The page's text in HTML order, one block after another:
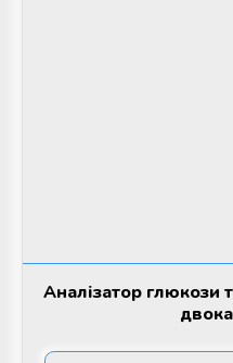
Аналізатор глюкози